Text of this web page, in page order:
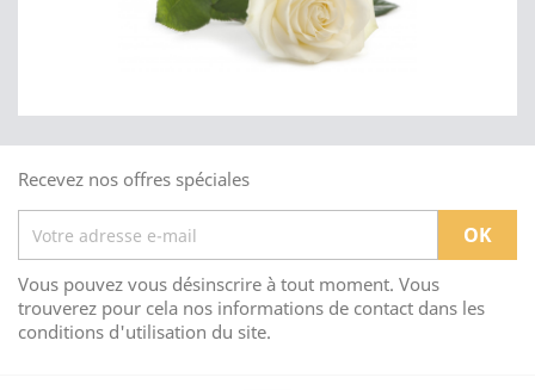
Recevez nos offres spéciales
Vous pouvez vous désinscrire à tout moment. Vous
trouverez pour cela nos informations de contact dans les
conditions d'utilisation du site.